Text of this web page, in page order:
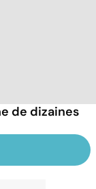
de dizaines